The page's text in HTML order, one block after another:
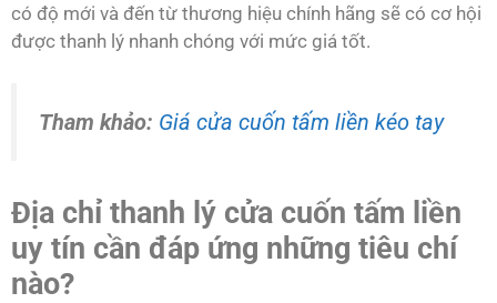
có độ mới và đến từ thương hiệu chính hãng sẽ có cơ hội
được thanh lý nhanh chóng với mức giá tốt.
Tham khảo: Giá cửa cuốn tấm liền kéo tay
Địa chỉ thanh lý cửa cuốn tấm liền
uy tín cần đáp ứng những tiêu chí
nào?